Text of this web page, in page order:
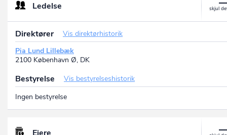
Ledelse
Direktører
Vis direktørhistorik
Pia Lund Lillebæk
2100 København Ø, DK
Bestyrelse
Vis bestyrelseshistorik
Ingen bestyrelse